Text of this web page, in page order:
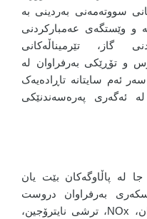
سووتەمەنی بەردینی بە
و وێستگەی عەمبارکردنی
گاز، تێرمیناڵەکانی
و تۆڕێکی بەرفراوان لە
ئەم سایتانە تاڕادەیەک
ئەگەری پەرەسەندنێکی
لە پاڵاوگەکان بێت یان
بەرفراوان دروست
دەکات، لەوانە ماددە گەردیلەییەکان، NOx، ترشی نایترۆجین،